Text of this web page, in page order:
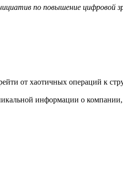
по повышение цифровой
от хаотичных операций к
информации о